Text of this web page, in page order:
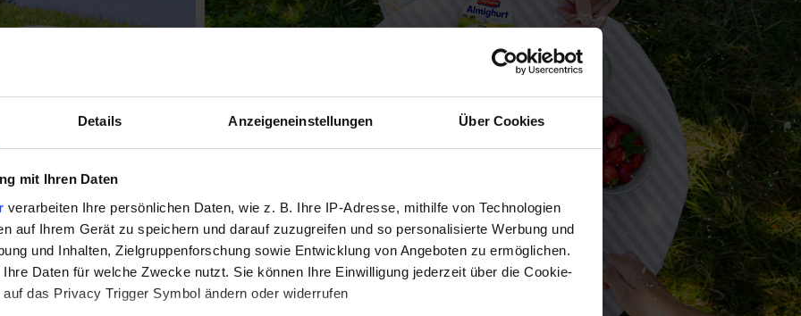
Details Anzeigeneinstellungen Über Cookies
mit Ihren Daten
verarbeiten Ihre persönlichen Daten, wie z. B. Ihre IP-Adresse, mithilfe von Technologien
auf Ihrem Gerät zu speichern und darauf zuzugreifen und so personalisierte Werbung und
und Inhalten, Zielgruppenforschung sowie Entwicklung von Angeboten zu ermöglichen.
Daten für welche Zwecke nutzt. Sie können Ihre Einwilligung jederzeit über die Cookie-
das Privacy Trigger Symbol ändern oder widerrufen